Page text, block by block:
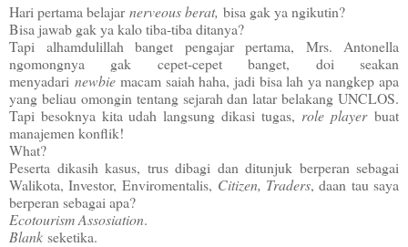
Hari pertama belajar nerveous berat, bisa gak ya ngikutin?
Bisa jawab gak ya kalo tiba-tiba ditanya?
Tapi alhamdulillah banget pengajar pertama, Mrs. Antonella
ngomongnya gak cepet-cepet banget, doi seakan
menyadari newbiemacam saiah haha, jadi bisa lah ya nangkep apa
yang beliau omongin tentang sejarah dan latar belakang UNCLOS.
Tapi besoknya kita udah langsung dikasi tugas, role playerbuat
manajemen konflik!
What?
Peserta dikasih kasus, trus dibagi dan ditunjuk berperan sebagai
Walikota, Investor, Enviromentalis, Citizen, Traders, daan tau saya
berperan sebagai apa?
Ecotourism Assosiation.
Blank seketika.